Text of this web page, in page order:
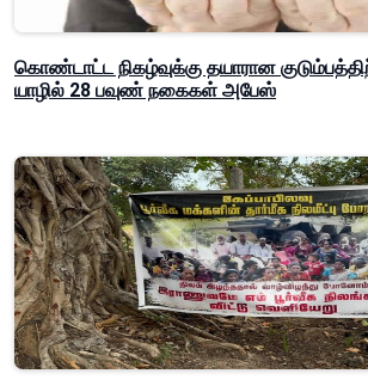
கொண்டாட்ட நிகழ்வுக்கு தயாரான
யாழில் 28 பவுண் நகைகள் அபேஸ்